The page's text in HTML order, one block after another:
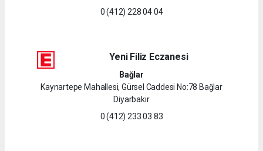
0 (412) 228 04 04
Yeni Filiz Eczanesi
Bağlar
Kaynartepe Mahallesi, Gürsel Caddesi No:78 Bağlar
Diyarbakır
0 (412) 233 03 83